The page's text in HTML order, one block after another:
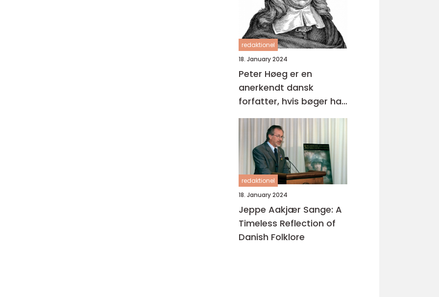
redaktionel
18. January 2024
Peter Høeg er en
anerkendt dansk
forfatter, hvis bøger har
opnået stor popularitet
både nationalt og
internationalt
redaktionel
18. January 2024
Jeppe Aakjær Sange: A
Timeless Reflection of
Danish Folklore